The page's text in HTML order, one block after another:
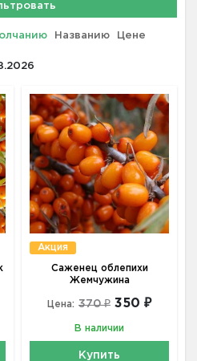
Названию
Цене
Акция
Саженец облепихи
Жемчужина
Цена: 370 ₽ 350 ₽
В наличии
Купить